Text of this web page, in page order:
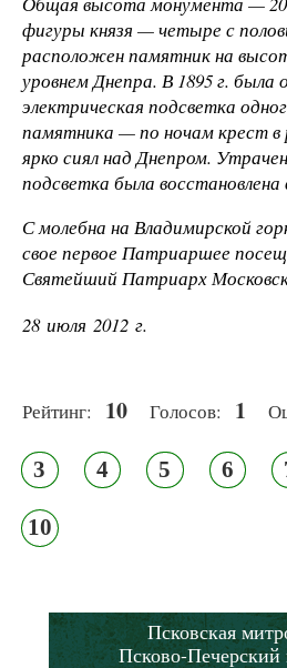
фигуры князя — четыре с
расположен памятник на
уровнем Днепра. В 1895 г. была
электрическая подсветка
памятника — по ночам крест в
ярко сиял над Днепром.
подсветка была восстановлена
С молебна на Владимирской
свое первое Патриаршее
Святейший Патриарх
28 июля 2012 г.
Рейтинг: 10 Голосов: 1
3 4 5 6
10
Псковская
Псково-Печерский